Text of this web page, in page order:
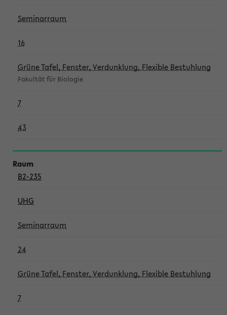
Seminarraum
16
Grüne Tafel, Fenster, Verdunklung, Flexible Bestuhlung
Fakultät für Biologie
7
43
B2-235
UHG
Seminarraum
24
Grüne Tafel, Fenster, Verdunklung, Flexible Bestuhlung
7